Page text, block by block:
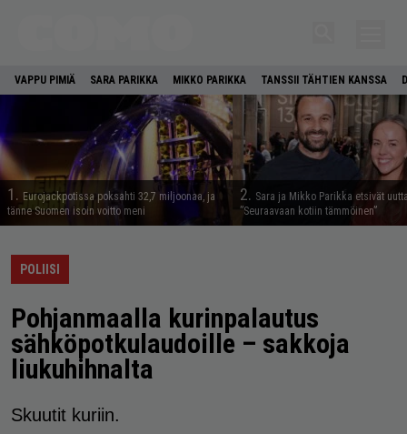
VAPPU PIMIÄ SARA PARIKKA MIKKO PARIKKA TANSSII TÄHTIEN KANSSA
1. Eurojackpotissa poksahti 32,7 miljoonaa, ja
tänne Suomen isoin voitto meni
2. Sara ja Mikko Parikka etsivät
”Seuraavaan kotiin tämmöinen”
POLIISI
Pohjanmaalla kurinpalautus
sähköpotkulaudoille – sakkoja
liukuhihnalta
Skuutit kuriin.